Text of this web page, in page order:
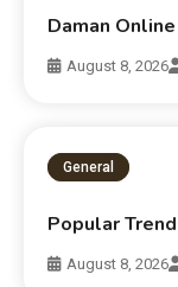
Daman
August 8, 2026
General
Popular
August 8, 2026